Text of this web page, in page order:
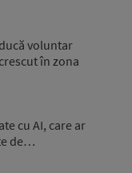
voluntar
în zona
cu AI, care ar
de…